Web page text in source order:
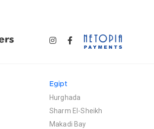
Egipt
Hurghada
Sharm El-Sheikh
Makadi Bay